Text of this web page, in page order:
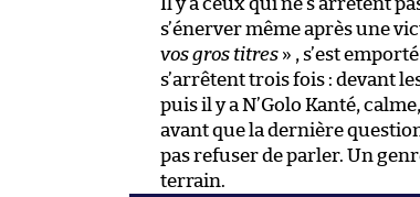
Il y a ceux qui ne s’arrêtent
s’énerver même après une
vos gros titres » , s’est
s’arrêtent trois fois : devant
puis il y a N’Golo Kanté,
avant que la dernière
pas refuser de parler. Un
terrain.